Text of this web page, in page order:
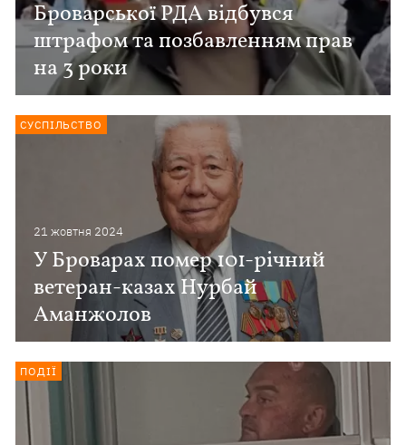
Броварської РДА відбувся
штрафом та позбавленням прав
на 3 роки
21 жовтня 2024
У Броварах помер 101-річний
ветеран-казах Нурбай
Аманжолов
СУСПІЛЬСТВО
ПОДІЇ